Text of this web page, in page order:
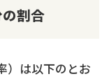
割合
）は以下のとお